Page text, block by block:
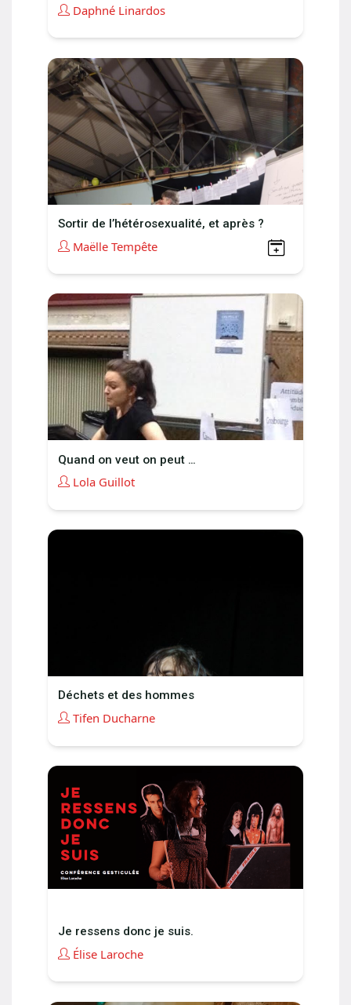
Daphné Linardos
Sortir de l’hétérosexualité, et après ?
Maëlle Tempête
Quand on veut on peut …
Lola Guillot
Déchets et des hommes
Tifen Ducharne
Je ressens donc je suis.
Élise Laroche